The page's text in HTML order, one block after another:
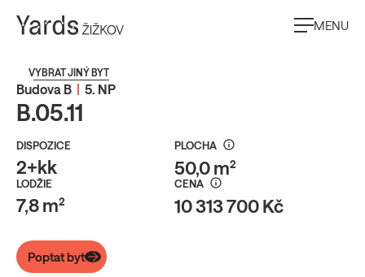
MENU
VYBRAT JINÝ BYT
Budova B | 5. NP
B.05.11
DISPOZICE
2+kk
PLOCHA
50,0 m²
LODŽIE
7,8 m²
CENA
10 313 700 Kč
Poptat byt